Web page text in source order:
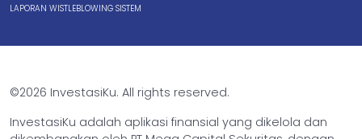
LAPORAN WISTLEBLOWING SISTEM
©2026 InvestasiKu. All rights reserved.
InvestasiKu adalah aplikasi finansial yang dikelola dan